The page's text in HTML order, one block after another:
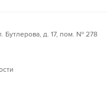
Бутлерова, д. 17, пом. № 278